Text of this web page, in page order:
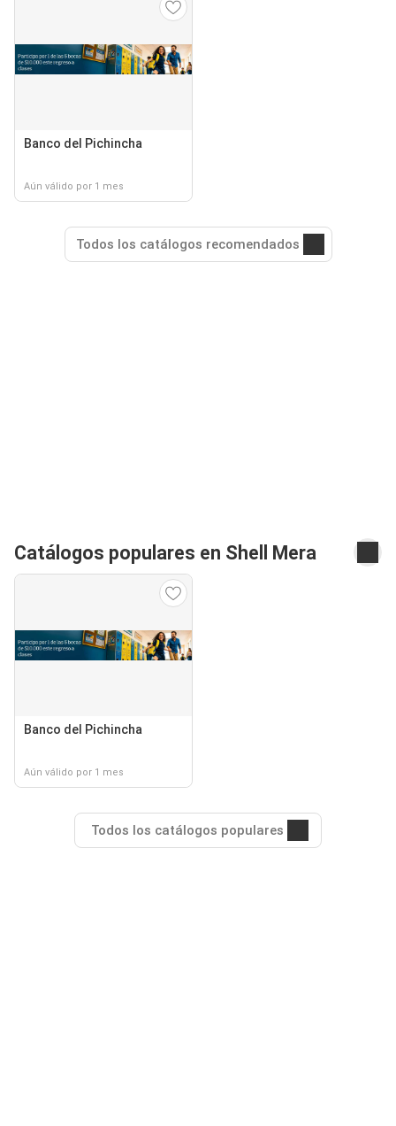
Banco del Pichincha
Aún válido por 1 mes
Todos los catálogos recomendados
Catálogos populares en Shell Mera
Banco del Pichincha
Aún válido por 1 mes
Todos los catálogos populares